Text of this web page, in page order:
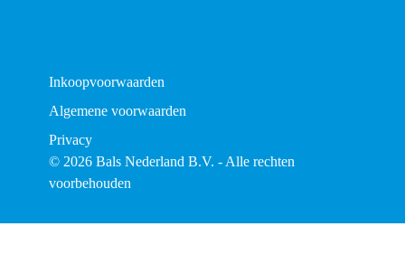
Inkoopvoorwaarden
Algemene voorwaarden
Privacy
© 2026 Bals Nederland B.V. - Alle rechten
voorbehouden